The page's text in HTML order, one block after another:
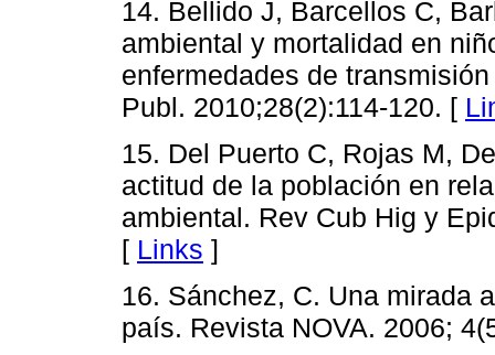
14. Bellido J, Barcellos C,
ambiental y mortalidad en
enfermedades de
Publ. 2010;28(2):114-120. [
15. Del Puerto C, Rojas M,
actitud de la población en
ambiental. Rev Cub Hig y
[ Links ]
16. Sánchez, C. Una mirada
país. Revista NOVA. 2006;